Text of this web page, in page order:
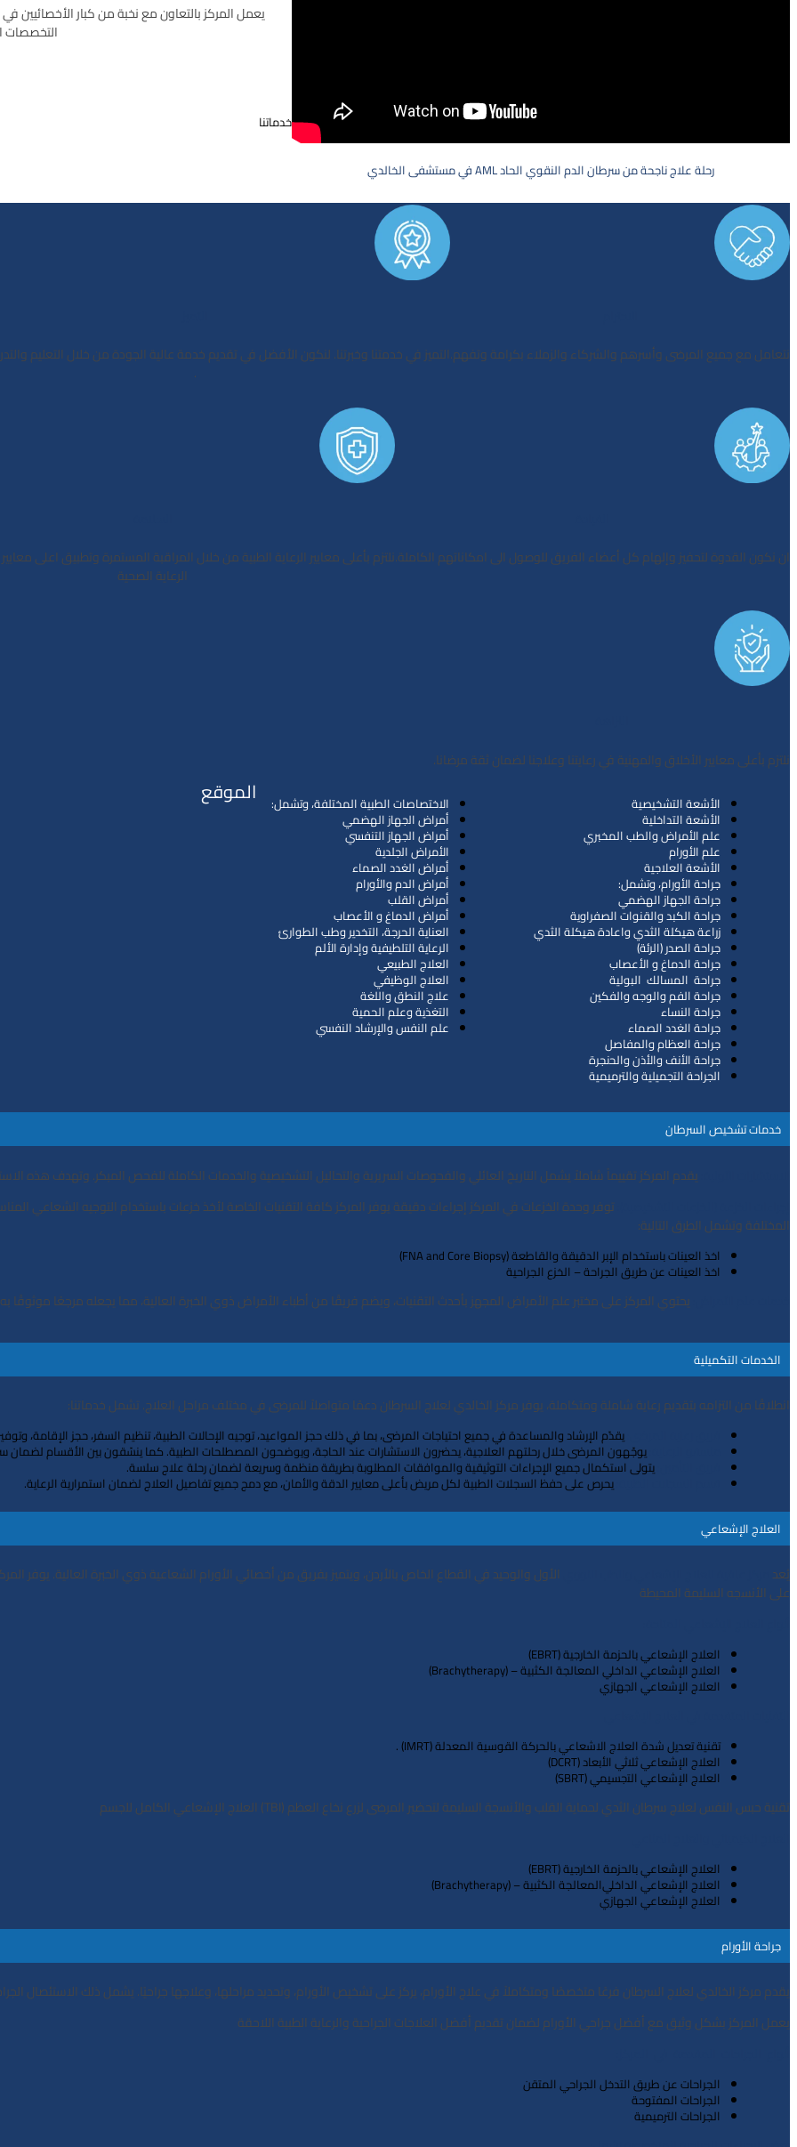
رحلة علاج ناجحة من سرطان الدم النقوي الحاد AML في مستشفى الخالدي
ﻧﺘﻌﺎﻣﻞ ﻣﻊ ﺟﻤﻴﻊ اﻟﻤﺮﺿﻰ وأﺳﺮﻫﻢ واﻟﺸﺮﻛﺎء واﻟﺰﻣﻼء ﺑﻜﺮاﻣﺔ وﺗﻔﻬﻢ.اﻟﺘﻤﻴﺰ ﻓﻲ ﺧﺪﻣﺘﻨﺎ وﺧﺒﺮﺗﻨﺎ. ﻟﻨﻜﻮن اﻷﻓﻀﻞ ﻓﻲ ﺗﻘﺪﻳﻢ ﺧﺪﻣﺔ ﻋﺎﻟﻴﺔ اﻟﺠﻮدة ﻣﻦ ﺧﻼل اﻟﺘﻌﻠﻴﻢ
.
ان ﻧﻜﻮن اﻟﻘﺪوة ﻟﺘﺤﻔﻴﺰ وإﻟﻬﺎم ﻛﻞ أﻋﻀﺎء اﻟﻔﺮﻳﻖ ﻟﻠﻮﺻﻮل اﻟﻰ اﻣﻜﺎﻧﺎﺗﻬﻢ اﻟﻜﺎﻣﻠﺔ.ﻧﻠﺘﺰم ﺑﺄﻋﻠﻰ ﻣﻌﺎﻳﻴﺮ اﻟﺮﻋﺎﻳﺔ اﻟﻄﺒﻴﺔ ﻣﻦ ﺧﻼل اﻟﻤﺮاﻗﺒﺔ اﻟﻤﺴﺘﻤﺮة وﺗﻄﺒﻴﻖ اﻋﻠﻰ
اﻟﺮﻋﺎﻳﺔ اﻟﺼﺤﻴﺔ
ﻧﻠﺘﺰم ﺑﺄﻋﻠﻰ ﻣﻌﺎﻳﻴﺮ اﻷﺧﻼق واﻟﻤﻬﻨﻴﺔ ﻓﻲ رﻋﺎﻳﺘﻨﺎ وﻋﻼﺟﻨﺎ ﻟﻀﻤﺎن ﺛﻘﺔ ﻣﺮﺿﺎﻧﺎ.
ﻳﻌﻤﻞ اﻟﻤﺮﻛﺰ ﺑﺎﻟﺘﻌﺎون ﻣﻊ ﻧﺨﺒﺔ ﻣﻦ ﻛﺒﺎر اﻷﺧﺼﺎﺋﻴﻴﻦ
اﻟﺘﺨﺼﺼﺎت
اﻷﺷﻌﺔ اﻟﺘﺸﺨﻴﺼﻴﺔ
اﻷﺷﻌﺔ اﻟﺘﺪاﺧﻠﻴﺔ
ﻋﻠﻢ اﻷﻣﺮاض واﻟﻄﺐ اﻟﻤﺨﺒﺮي
ﻋﻠﻢ اﻷورام
اﻷﺷﻌﺔ اﻟﻌﻼﺟﻴﺔ
ﺟﺮاﺣﺔ اﻷورام، وﺗﺸﻤﻞ:
ﺟﺮاﺣﺔ اﻟجهاز اﻟﻬﻀﻤﻲ
ﺟﺮاﺣﺔ اﻟﻜﺒﺪ واﻟﻘﻨﻮات اﻟﺼﻔﺮاوﻳﺔ
زراﻋﺔ ﻫﻴﻜﻠﺔ اﻟﺜﺪي واﻋﺎدة ﻫﻴﻜﻠﺔ اﻟﺜﺪي
ﺟﺮاﺣﺔ اﻟﺼﺪر (اﻟﺮﺋﺔ)
ﺟﺮاﺣﺔ اﻟﺪﻣﺎغ و اﻷﻋﺼﺎب
ﺟﺮاﺣﺔ اﻟﻤﺴﺎﻟﻚ اﻟﺒﻮﻟﻴﺔ
ﺟﺮاﺣﺔ اﻟﻔﻢ واﻟﻮﺟﻪ واﻟﻔﻜﻴﻦ
ﺟﺮاﺣﺔ اﻟﻨﺴﺎء
ﺟﺮاﺣﺔ اﻟﻐﺪد اﻟﺼﻤﺎء
ﺟﺮاﺣﺔ اﻟﻌﻈﺎم واﻟﻤﻔﺎﺻﻞ
ﺟﺮاﺣﺔ اﻷﻧﻒ واﻷذن واﻟﺤنجرة
اﻟجراﺣﺔ اﻟﺘجميلية واﻟﺘﺮﻣﻴﻤﻴﺔ
اﻻﺧﺘﺼﺎﺻﺎت اﻟﻄﺒﻴﺔ اﻟﻤﺨﺘﻠﻔﺔ، وﺗﺸﻤﻞ:
أﻣﺮاض اﻟجهاز اﻟﻬﻀﻤﻲ
أﻣﺮاض اﻟجهاز اﻟﺘﻨﻔﺴﻲ
اﻷﻣﺮاض اﻟجلدية
أﻣﺮاض اﻟﻐﺪد اﻟﺼﻤﺎء
أﻣﺮاض اﻟﺪم واﻷورام
أﻣﺮاض اﻟﻘﻠﺐ
أﻣﺮاض اﻟﺪﻣﺎغ و اﻷﻋﺼﺎب
اﻟﻌﻨﺎﻳﺔ اﻟﺤﺮﺟﺔ، اﻟﺘﺨﺪﻳﺮ وﻃﺐ اﻟﻄﻮارئ
اﻟﺮﻋﺎﻳﺔ اﻟﺘﻠﻄﻴﻔﻴﺔ وإدارة اﻷﻟﻢ
اﻟﻌﻼج اﻟﻄﺒﻴﻌﻲ
اﻟﻌﻼج اﻟﻮﻇﻴﻔﻲ
ﻋﻼج اﻟﻨﻄﻖ واﻟﻠﻐﺔ
اﻟﺘﻐﺬﻳﺔ وﻋﻠﻢ اﻟﺤﻤﻴﺔ
ﻋﻠﻢ اﻟﻨﻔﺲ واﻹرﺷﺎد اﻟﻨﻔﺴﻲ
ﺧﺪﻣﺎﺗﻨﺎ
ﺧﺪﻣﺎت ﺗﺸﺨﻴﺺ اﻟﺴﺮﻃﺎن
ﻳﻘﺪم اﻟﻤﺮﻛﺰ ﺗﻘﻴﻴﻤﺎً ﺷﺎﻣﻼً ﻳﺸﻤﻞ اﻟﺘﺎرﻳﺦ اﻟﻌﺎﺋﻠﻲ واﻟﻔﺤﻮﺻﺎت اﻟﺴﺮﻳﺮﻳﺔ واﻟﺘﺤﺎﻟﻴﻞ اﻟﺘﺸﺨﻴﺼﻴﺔ واﻟﺨﺪﻣﺎت اﻟﻜﺎﻣﻠﺔ ﻟﻠﻔﺤﺺ اﻟﻤﺒﻜﺮ. وﺗﻬﺪف ﻫﺬه
ﺗﻮﻓﺮ وﺣﺪة اﻟﺨﺰﻋﺎت ﻓﻲ اﻟﻤﺮﻛﺰ إﺟﺮاءات دﻗﻴﻘﺔ ﻳﻮﻓﺮ اﻟﻤﺮﻛﺰ ﻛﺎﻓﺔ اﻟﺘﻘﻨﻴﺎت اﻟﺨﺎﺻﺔ ﻷﺧﺬ ﺧﺰﻋﺎت ﺑﺎﺳﺘﺨﺪام اﻟﺘﻮﺟﻴﻪ اﻟﺸﻌﺎﻋﻲ
اﻟﻤﺨﺘﻠﻔﺔ وﺗﺸﻤﻞ اﻟﻄﺮق اﻟﺘﺎﻟﻴﺔ:
اﺧﺬ اﻟﻌﻴﻨﺎت ﺑﺎﺳﺘﺨﺪام اﻹﺑﺮ اﻟﺪﻗﻴﻘﺔ واﻟﻘﺎﻃﻌﺔ (FNA and Core Biopsy)
اﺧﺬ اﻟﻌﻴﻨﺎت ﻋﻦ ﻃﺮﻳﻖ اﻟﺠﺮاﺣﺔ – اﻟﺨﺰع اﻟﺠﺮاﺣﻴﺔ
ﻳﺤﺘﻮي اﻟﻤﺮﻛﺰ ﻋﻠﻰ ﻣﺨﺘﺒﺮ ﻋﻠﻢ اﻷﻣﺮاض اﻟﻤﺠﻬﺰ ﺑﺄﺣﺪث اﻟﺘﻘﻨﻴﺎت، وﻳﻀﻢ ﻓﺮﻳﻘًﺎ ﻣﻦ أﻃﺒﺎء اﻷﻣﺮاض ذوي اﻟﺨﺒﺮة اﻟﻌﺎﻟﻴﺔ، ﻣﻤﺎ ﻳﺠﻌﻠﻪ ﻣﺮﺟﻌًﺎ ﻣﻮﺛﻮﻗًﺎ
اﻟﺨﺪﻣﺎت اﻟﺘﻜﻤﻴﻠﻴﺔ
اﻧﻄﻼﻗًﺎ ﻣﻦ اﻟﺘﺰاﻣﻪ ﺑﺘﻘﺪﻳﻢ رﻋﺎﻳﺔ ﺷﺎﻣﻠﺔ وﻣﺘﻜﺎﻣﻠﺔ، ﻳﻮﻓﺮ ﻣﺮﻛﺰ اﻟﺨﺎﻟﺪي ﻟﻌﻼج اﻟﺴﺮﻃﺎن دﻋﻤًﺎ ﻣﺘﻮاﺻﻼً ﻟﻠﻤﺮﺿﻰ ﻓﻲ ﻣﺨﺘﻠﻒ ﻣﺮاﺣﻞ اﻟﻌﻼج. ﺗﺸﻤﻞ ﺧﺪﻣﺎﺗﻨﺎ:
ﻳﻘﺪّم اﻹرﺷﺎد واﻟﻤﺴﺎﻋﺪة ﻓﻲ ﺟﻤﻴﻊ اﺣﺘﻴﺎﺟﺎت اﻟﻤﺮﺿﻰ، ﺑﻤﺎ ﻓﻲ ذﻟﻚ ﺣﺠﺰ اﻟﻤﻮاﻋﻴﺪ، ﺗﻮﺟﻴﻪ اﻹﺣﺎﻻت اﻟﻄﺒﻴﺔ، ﺗﻨﻈﻴﻢ اﻟﺴﻔﺮ، ﺣﺠﺰ اﻹﻗﺎﻣﺔ،
ﻳﻮﺟّﻬﻮن اﻟﻤﺮﺿﻰ ﺧﻼل رﺣﻠﺘﻬﻢ اﻟﻌﻼﺟﻴﺔ، ﻳﺤﻀﺮون اﻻﺳﺘﺸﺎرات ﻋﻨﺪ اﻟﺤﺎﺟﺔ، وﻳﻮﺿﺤﻮن اﻟﻤﺼﻄﻠﺤﺎت اﻟﻄﺒﻴﺔ. ﻛﻤﺎ ﻳﻨﺴّﻘﻮن ﺑﻴﻦ اﻷﻗﺴﺎم ﻟﻀﻤﺎن
ﻳﺘﻮﻟﻰ اﺳﺘﻜﻤﺎل ﺟﻤﻴﻊ اﻹﺟﺮاءات اﻟﺘﻮﺛﻴﻘﻴﺔ واﻟﻤﻮاﻓﻘﺎت اﻟﻤﻄﻠﻮﺑﺔ ﺑﻄﺮﻳﻘﺔ ﻣﻨﻈﻤﺔ وﺳﺮﻳﻌﺔ ﻟﻀﻤﺎن رﺣﻠﺔ ﻋﻼج ﺳﻠﺴﺔ.
ﻳﺤﺮص ﻋﻠﻰ ﺣﻔﻆ اﻟﺴﺠﻼت اﻟﻄﺒﻴﺔ ﻟﻜﻞ ﻣﺮﻳﺾ ﺑﺄﻋﻠﻰ ﻣﻌﺎﻳﻴﺮ اﻟﺪﻗﺔ واﻷﻣﺎن، ﻣﻊ دﻣﺞ ﺟﻤﻴﻊ ﺗﻔﺎﺻﻴﻞ اﻟﻌﻼج ﻟﻀﻤﺎن اﺳﺘﻤﺮارﻳﺔ اﻟﺮﻋﺎﻳﺔ.
اﻟﻌﻼج اﻹﺷﻌﺎﻋﻲ
ﻳُﻌﺪ
اﻷول واﻟﻮﺣﻴﺪ ﻓﻲ اﻟﻘﻄﺎع اﻟﺨﺎص ﺑﺎﻷردن، وﻳﺘﻤﻴﺰ ﺑﻔﺮﻳﻖ ﻣﻦ أﺧﺼﺎﺋﻲ اﻷورام اﻟﺸﻌﺎﻋﻴﺔ ذوي اﻟﺨﺒﺮة اﻟﻌﺎﻟﻴﺔ. ﻳﻮﻓﺮ
ﻋﻠﻰ اﻷﻧﺴجه اﻟﺴﻠﻴﻤﺔ اﻟﻤﺤﻴﻄﺔ
اﻟﻌﻼج اﻹﺷﻌﺎﻋﻲ ﺑﺎﻟﺤﺰﻣﺔ اﻟﺨﺎرﺟﻴﺔ (EBRT)
اﻟﻌﻼج اﻹﺷﻌﺎﻋﻲ اﻟﺪاﺧﻠﻲ اﻟﻤﻌﺎلجة اﻟﻜﺜﺒﻴﺔ – (Brachytherapy)
اﻟﻌﻼج اﻹﺷﻌﺎﻋﻲ اﻟجهازي
ﺗﻘﻨﻴﺔ ﺗﻌﺪﻳﻞ ﺷﺪة اﻟﻌﻼج اﻻﺷﻌﺎﻋﻲ ﺑﺎﻟﺤﺮﻛﺔ اﻟﻘﻮﺳﻴﺔ اﻟﻤﻌﺪﻟﺔ (IMRT) .
اﻟﻌﻼج اﻹﺷﻌﺎﻋﻲ ﺛﻼﺛﻲ اﻷﺑﻌﺎد (DCRT)
اﻟﻌﻼج اﻹﺷﻌﺎﻋﻲ اﻟﺘجسيمي (SBRT)
ﺗﻘﻨﻴﺔ ﺣﺒﺲ اﻟﻨﻔﺲ ﻟﻌﻼج ﺳﺮﻃﺎن اﻟﺜﺪي ﻟﺤﻤﺎﻳﺔ اﻟﻘﻠﺐ واﻷﻧﺴجة اﻟﺴﻠﻴﻤﺔ ﻟﺘﺤﻀﻴﺮ اﻟﻤﺮﺿﻰ ﻟﺰرع ﻧﺨﺎع اﻟﻌﻈﻢ (TBI) اﻟﻌﻼج اﻹﺷﻌﺎﻋﻲ اﻟﻜﺎﻣﻞ ﻟﻠجسم
اﻟﻌﻼج اﻹﺷﻌﺎﻋﻲ ﺑﺎﻟﺤﺰﻣﺔ اﻟﺨﺎرﺟﻴﺔ (EBRT)
اﻟﻌﻼج اﻹﺷﻌﺎﻋﻲ اﻟﺪاﺧﻠﻲاﻟﻤﻌﺎلجة اﻟﻜﺜﺒﻴﺔ – (Brachytherapy)
اﻟﻌﻼج اﻹﺷﻌﺎﻋﻲ اﻟجهازي
ﺟﺮاﺣﺔ اﻷورام
ﻳﻘﺪم ﻣﺮﻛﺰ اﻟﺨﺎﻟﺪي ﻟﻌﻼج اﻟﺴﺮﻃﺎن ﻓﺮﻋًﺎ ﻣﺘﺨﺼﺼًﺎ وﻣﺘﻜﺎﻣﻼً ﻓﻲ ﻋﻼج اﻷورام، ﻳﺮﻛﺰ ﻋﻠﻰ ﺗﺸﺨﻴﺺ اﻷورام، وﺗﺤﺪﻳﺪ ﻣﺮاﺣﻠﻬﺎ، وﻋﻼﺟﻬﺎ ﺟﺮاﺣﻴًﺎ. ﻳﺸﻤﻞ ذﻟﻚ اﻻﺳﺘﺌﺼﺎل
ﻳﻌﻤﻞ اﻟﻤﺮﻛﺰ ﺑﺸﻜﻞ وﺛﻴﻖ ﻣﻊ أﻓﻀﻞ ﺟﺮاﺣﻲ اﻷورام ﻟﻀﻤﺎن ﺗﻘﺪﻳﻢ أﻓﻀﻞ اﻟﻌﻼﺟﺎت اﻟﺠﺮاﺣﻴﺔ واﻟﺮﻋﺎﻳﺔ اﻟﻄﺒﻴﺔ اﻟﻼﺣﻘﺔ
اﻟﺠﺮاﺣﺎت ﻋﻦ ﻃﺮﻳﻖ اﻟﺘﺪﺧﻞ اﻟﺠﺮاﺣﻲ اﻟﻤﺘﻘﻦ
اﻟﺠﺮاﺣﺎت اﻟﻤﻔﺘﻮﺣﺔ
اﻟﺠﺮاﺣﺎت اﻟﺘﺮﻣﻴﻤﻴﺔ
الموقع